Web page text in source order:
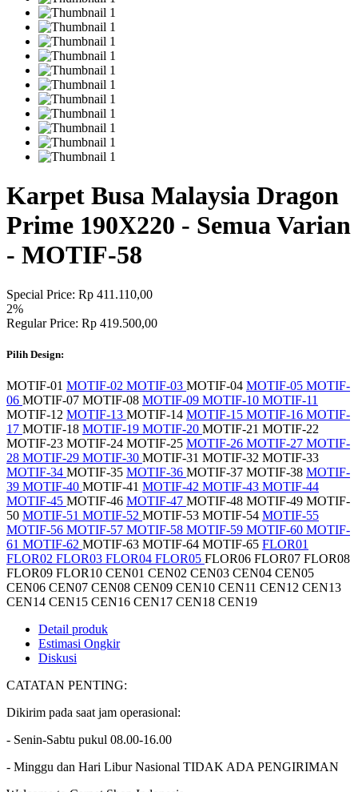
Karpet Busa Malaysia Dragon
Prime 190X220 - Semua Varian
- MOTIF-58
Special Price: Rp 411.110,00
2%
Regular Price: Rp 419.500,00
Pilih Design:
MOTIF-01 MOTIF-02 MOTIF-03 MOTIF-04 MOTIF-05 MOTIF-
06 MOTIF-07 MOTIF-08 MOTIF-09 MOTIF-10 MOTIF-11
MOTIF-12 MOTIF-13 MOTIF-14 MOTIF-15 MOTIF-16 MOTIF-
17 MOTIF-18 MOTIF-19 MOTIF-20 MOTIF-21 MOTIF-22
MOTIF-23 MOTIF-24 MOTIF-25 MOTIF-26 MOTIF-27 MOTIF-
28 MOTIF-29 MOTIF-30 MOTIF-31 MOTIF-32 MOTIF-33
MOTIF-34 MOTIF-35 MOTIF-36 MOTIF-37 MOTIF-38 MOTIF-
39 MOTIF-40 MOTIF-41 MOTIF-42 MOTIF-43 MOTIF-44
MOTIF-45 MOTIF-46 MOTIF-47 MOTIF-48 MOTIF-49 MOTIF-
50 MOTIF-51 MOTIF-52 MOTIF-53 MOTIF-54 MOTIF-55
MOTIF-56 MOTIF-57 MOTIF-58 MOTIF-59 MOTIF-60 MOTIF-
61 MOTIF-62 MOTIF-63 MOTIF-64 MOTIF-65 FLOR01
FLOR02 FLOR03 FLOR04 FLOR05 FLOR06 FLOR07 FLOR08
FLOR09 FLOR10 CEN01 CEN02 CEN03 CEN04 CEN05
CEN06 CEN07 CEN08 CEN09 CEN10 CEN11 CEN12 CEN13
CEN14 CEN15 CEN16 CEN17 CEN18 CEN19
Detail produk
Estimasi Ongkir
Diskusi
CATATAN PENTING:
Dikirim pada saat jam operasional:
- Senin-Sabtu pukul 08.00-16.00
- Minggu dan Hari Libur Nasional TIDAK ADA PENGIRIMAN